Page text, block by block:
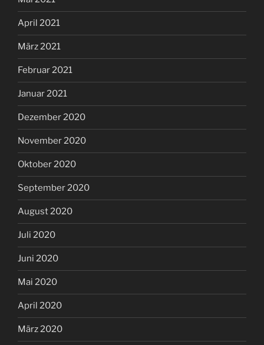
April 2021
März 2021
Februar 2021
Januar 2021
Dezember 2020
November 2020
Oktober 2020
September 2020
August 2020
Juli 2020
Juni 2020
Mai 2020
April 2020
März 2020